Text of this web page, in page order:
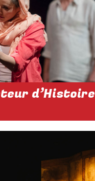
Réserver
d’Histoire
2026-2027
2026 AU 02
JAN. 2027
À 19H